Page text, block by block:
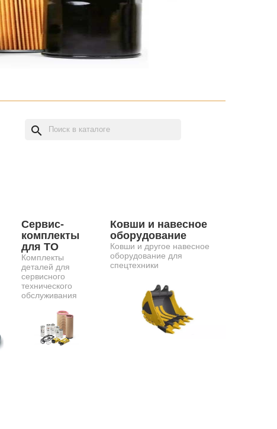
search
Сервис-
комплекты
для ТО
Комплекты
деталей для
сервисного
технического
обслуживания
Ковши и навесное
оборудование
Ковши и другое навесное
оборудование для
спецтехники